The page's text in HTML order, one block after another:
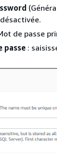
de passe
passe :